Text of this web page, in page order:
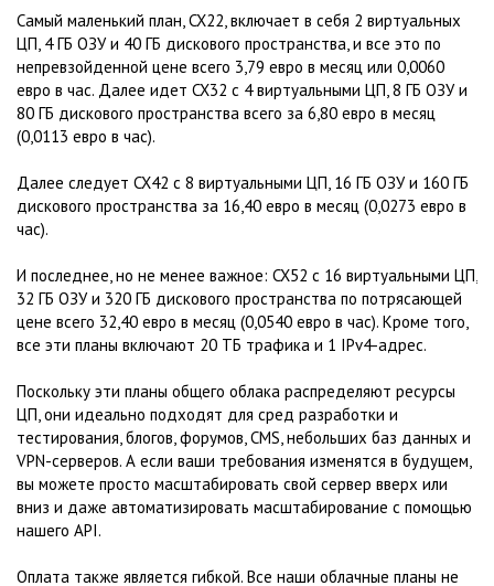
Самый маленький план, CX22, включает в себя 2 виртуальных
ЦП, 4 ГБ ОЗУ и 40 ГБ дискового пространства, и все это по
непревзойденной цене всего 3,79 евро в месяц или 0,0060
евро в час. Далее идет CX32 с 4 виртуальными ЦП, 8 ГБ ОЗУ и
80 ГБ дискового пространства всего за 6,80 евро в месяц
(0,0113 евро в час).
Далее следует CX42 с 8 виртуальными ЦП, 16 ГБ ОЗУ и 160 ГБ
дискового пространства за 16,40 евро в месяц (0,0273 евро в
час).
И последнее, но не менее важное: CX52 с 16 виртуальными ЦП,
32 ГБ ОЗУ и 320 ГБ дискового пространства по потрясающей
цене всего 32,40 евро в месяц (0,0540 евро в час). Кроме того,
все эти планы включают 20 ТБ трафика и 1 IPv4-адрес.
Поскольку эти планы общего облака распределяют ресурсы
ЦП, они идеально подходят для сред разработки и
тестирования, блогов, форумов, CMS, небольших баз данных и
VPN-серверов. А если ваши требования изменятся в будущем,
вы можете просто масштабировать свой сервер вверх или
вниз и даже автоматизировать масштабирование с помощью
нашего API.
Оплата также является гибкой. Все наши облачные планы не